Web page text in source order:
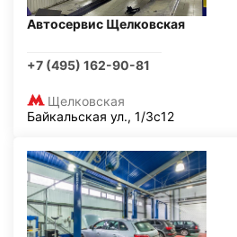
Автосервис Щелковская
+7 (495) 162-90-81
Щелковская
Байкальская ул., 1/3с12